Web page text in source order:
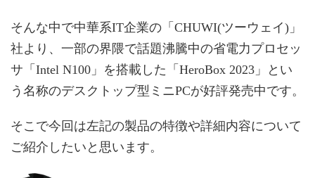
そんな中で中華系IT企業の「CHUWI(ツーウェイ)」
社より、一部の界隈で話題沸騰中の省電力プロセッ
サ「Intel N100」を搭載した「HeroBox 2023」とい
う名称のデスクトップ型ミニPCが好評発売中です。
そこで今回は左記の製品の特徴や詳細内容について
ご紹介したいと思います。